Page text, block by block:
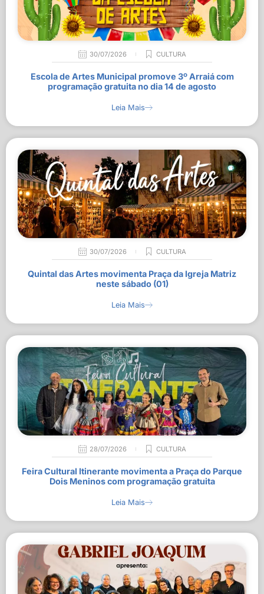
30/07/2026 CULTURA
Escola de Artes Municipal promove 3º Arraiá com
programação gratuita no dia 14 de agosto
Leia Mais
30/07/2026 CULTURA
Quintal das Artes movimenta Praça da Igreja Matriz
neste sábado (01)
Leia Mais
28/07/2026 CULTURA
Feira Cultural Itinerante movimenta a Praça do Parque
Dois Meninos com programação gratuita
Leia Mais